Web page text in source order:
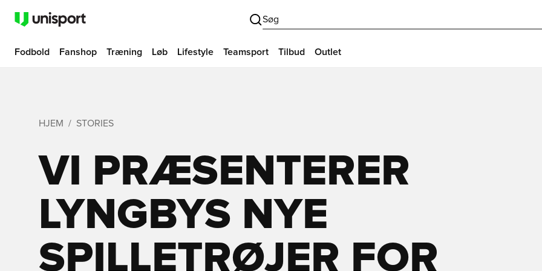
Søg
Fodbold Fanshop Træning Løb Lifestyle Teamsport Tilbud Outlet
HJEM STORIES
VI PRÆSENTERER
LYNGBYS NYE
SPILLETRØJER FOR